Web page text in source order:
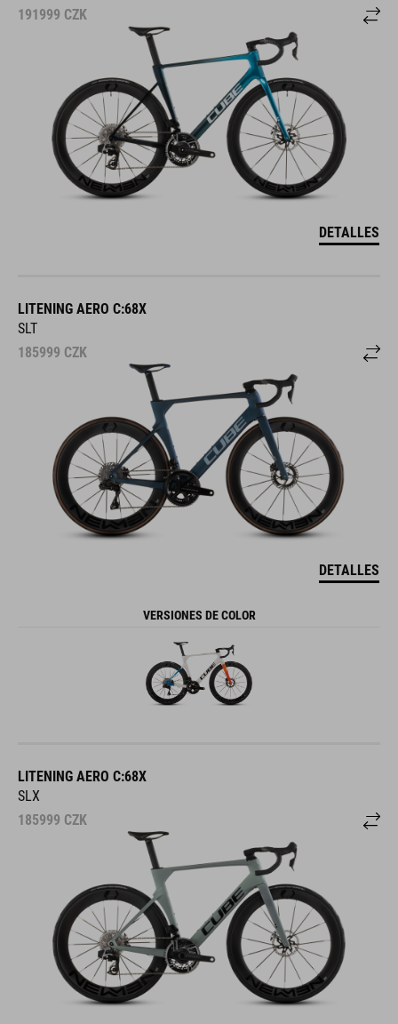
191999 CZK
DETALLES
LITENING AERO C:68X
SLT
185999 CZK
DETALLES
VERSIONES DE COLOR
LITENING AERO C:68X
SLX
185999 CZK